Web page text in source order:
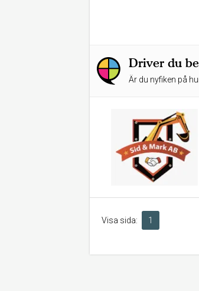
Driver du
Är du nyfiken på
Visa sida: 1